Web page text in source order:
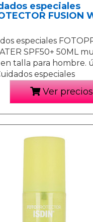
especiales
FUSION
especiales
SPF50+ 50ML
talla para hombre.
especiales
Ver